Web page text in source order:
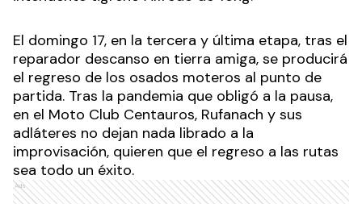
El domingo 17, en la tercera y última etapa, tras el
reparador descanso en tierra amiga, se producirá
el regreso de los osados moteros al punto de
partida. Tras la pandemia que obligó a la pausa,
en el Moto Club Centauros, Rufanach y sus
adláteres no dejan nada librado a la
improvisación, quieren que el regreso a las rutas
sea todo un éxito.
Ads